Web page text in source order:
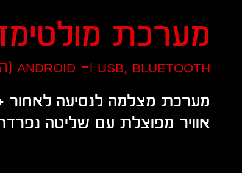
מערכת
usb, bluetooth ו- android (התקנה מקומית)
מערכת מצלמה לנסיעה לאחור
אוויר מפוצלת עם שליטה